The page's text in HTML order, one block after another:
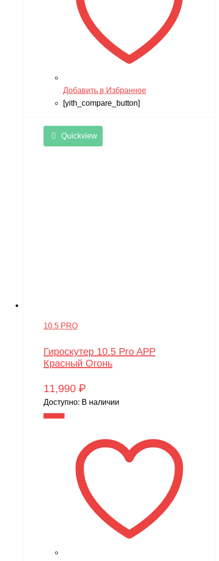
Добавить в Избранное
[yith_compare_button]
Quickview
10.5 PRO
Гироскутер 10.5 Pro APP
Красный Огонь
11,990 ₽
Доступно: В наличии